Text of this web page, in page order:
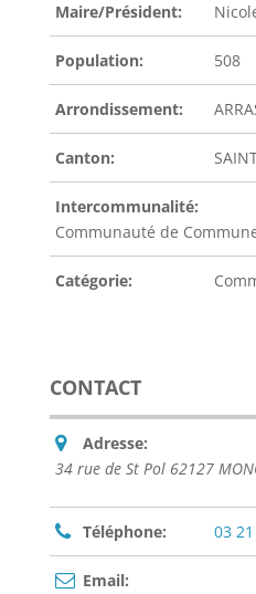
Maire/Président:
Population: 508
Arrondissement:
Canton:
Intercommunalité:
Communauté de
Catégorie:
CONTACT
Adresse:
34 rue de St Pol 62127
Téléphone: 03
Email: